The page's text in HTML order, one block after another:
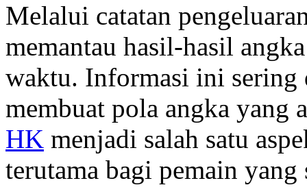
Melalui catatan
memantau hasil-hasil
waktu. Informasi ini
membuat pola angka yang
HK menjadi salah satu
terutama bagi pemain yang